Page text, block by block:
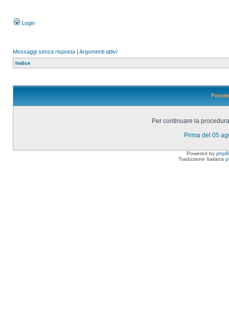
Login
Messaggi senza risposta | Argomenti attivi
Indice
Per continuare la
Prima del 05
Powered by
Traduzione Italiana